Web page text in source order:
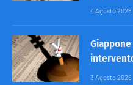
4 Agosto 2026
3 Agosto 2026